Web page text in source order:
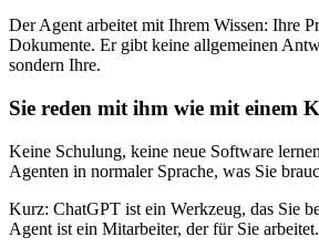
Der Agent arbeitet mit Ihrem Wissen: Ihre
Dokumente. Er gibt keine allgemeinen
sondern Ihre.
Sie reden mit ihm wie mit einem
Keine Schulung, keine neue Software
Agenten in normaler Sprache, was Sie
Kurz: ChatGPT ist ein Werkzeug, das Sie
Agent ist ein Mitarbeiter, der für Sie arbeitet.